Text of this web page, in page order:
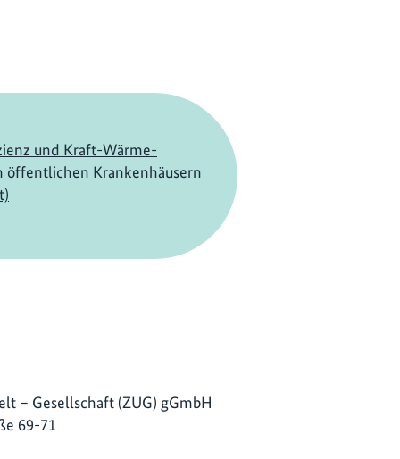
und Kraft-Wärme-
öffentlichen Krankenhäusern
– Gesellschaft (ZUG) gGmbH
69-71